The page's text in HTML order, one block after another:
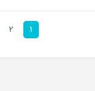
1
2